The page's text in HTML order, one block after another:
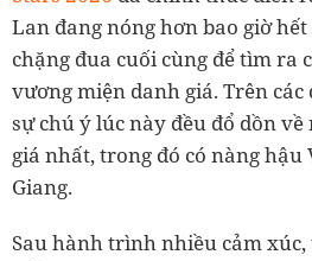
Lan đang nóng hơn bao giờ
chặng đua cuối cùng để tìm ra
vương miện danh giá. Trên các
sự chú ý lúc này đều đổ dồn
giá nhất, trong đó có nàng hậu
Giang.
Sau hành trình nhiều cảm